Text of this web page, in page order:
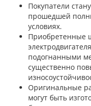
Покупатели
прошедшей
условиях.
Приобретенные
подогнанными
существенно
Оригинальные
могут быть